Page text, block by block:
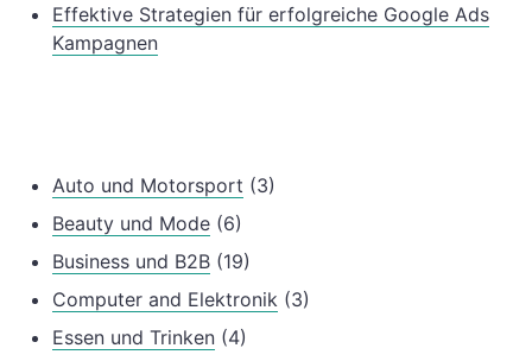
Effektive Strategien für erfolgreiche Google Ads
Kampagnen
Auto und Motorsport (3)
Beauty und Mode (6)
Business und B2B (19)
Computer and Elektronik (3)
Essen und Trinken (4)